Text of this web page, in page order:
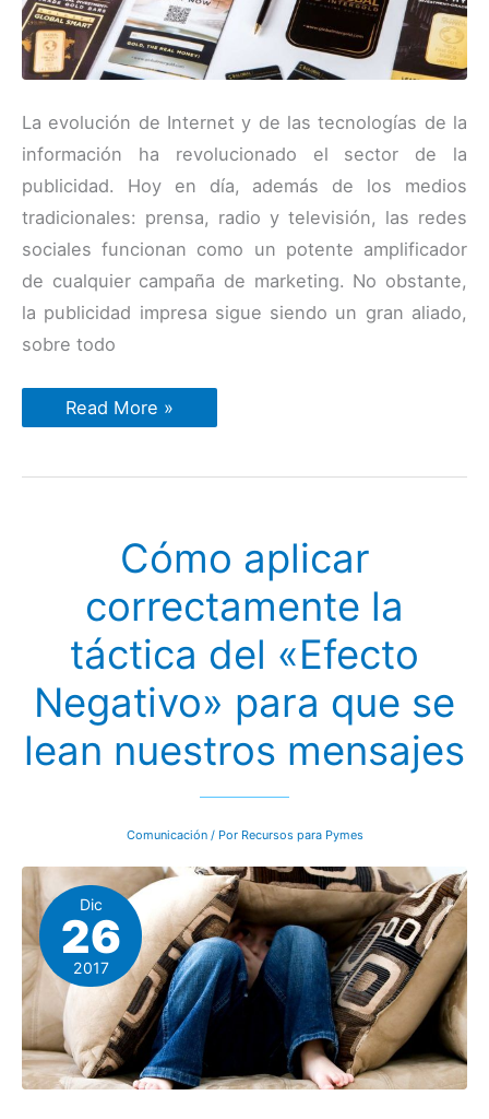
La evolución de Internet y de las tecnologías de la
información ha revolucionado el sector de la
publicidad. Hoy en día, además de los medios
tradicionales: prensa, radio y televisión, las redes
sociales funcionan como un potente amplificador
de cualquier campaña de marketing. No obstante,
la publicidad impresa sigue siendo un gran aliado,
sobre todo
Saca
el
a
Read More »
Cómo aplicar
correctamente la
táctica del «Efecto
Negativo» para que se
lean nuestros mensajes
Comunicación/ Por Recursos para Pymes
Dic
26
2017